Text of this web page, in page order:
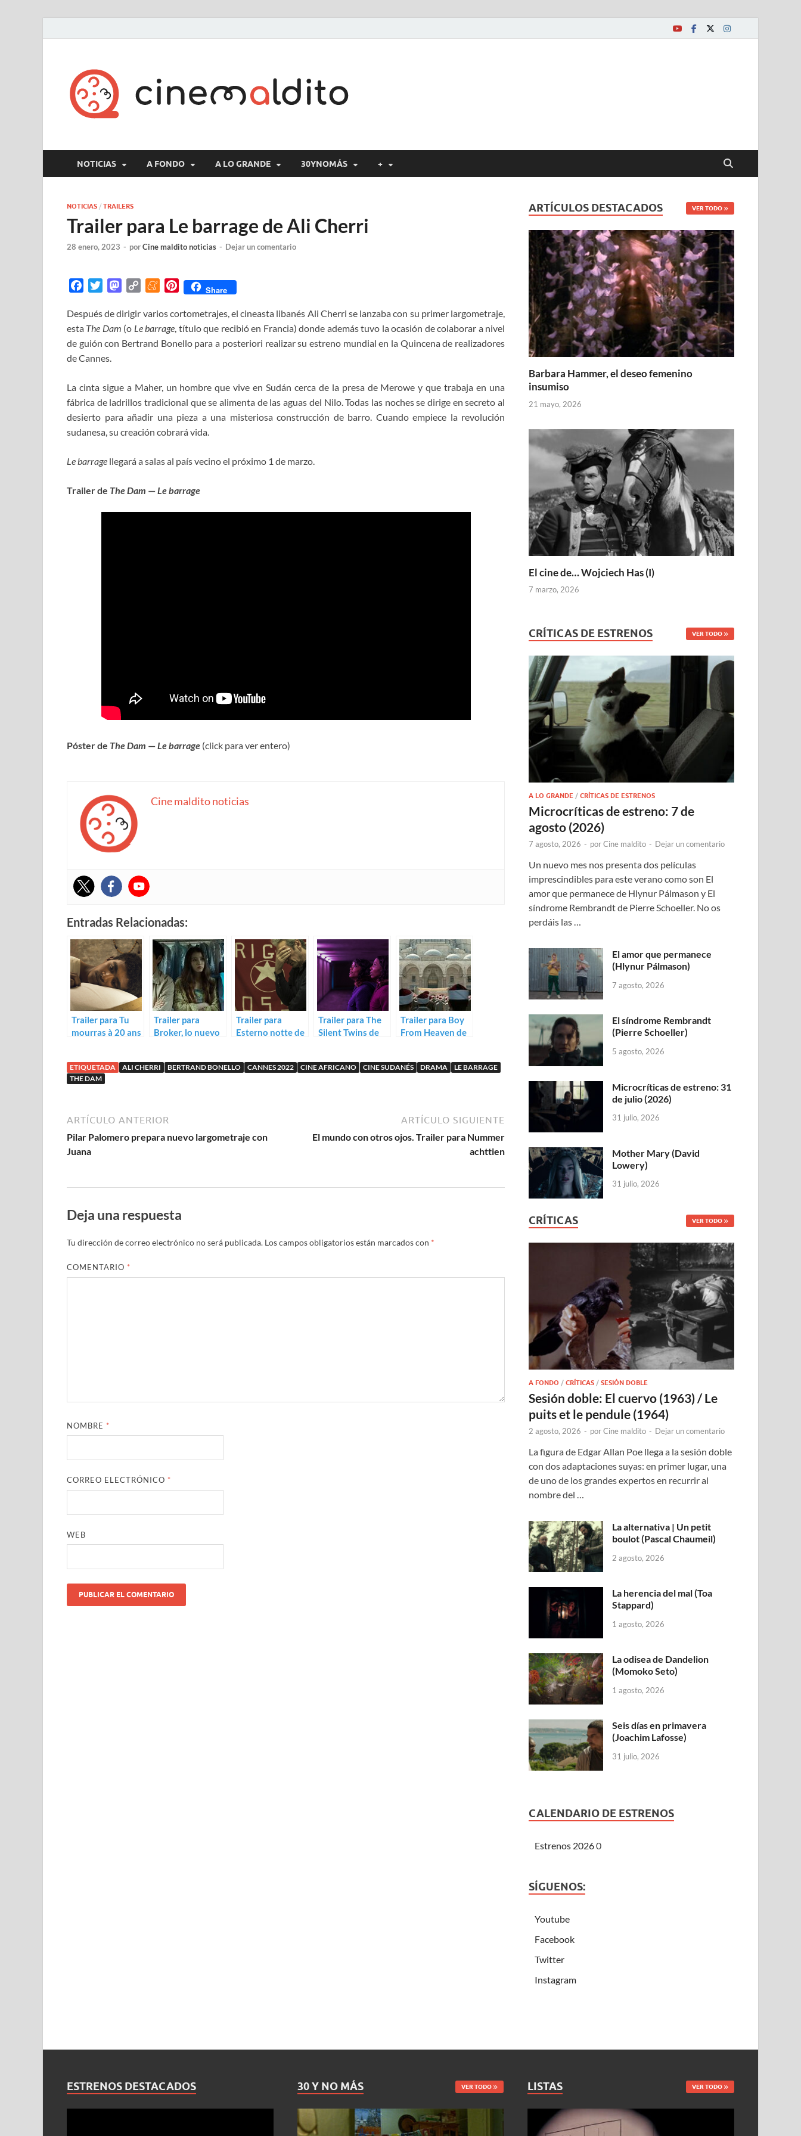
NOTICIAS A FONDO A LO GRANDE 30YNOMÁS +
NOTICIAS / TRAILERS
Trailer para Le barrage de Ali Cherri
28 enero, 2023 - porCine maldito noticias - Dejar un comentario
c
e
b
o
k
i
t
t
e
M
s
t
o
n
p
y
L
k
M
n
e
a
P
n
t
e
s
t
Share
Después de dirigir varios cortometrajes, el cineasta libanés Ali Cherri se lanzaba con su primer largometraje,
esta The Dam (o Le barrage, título que recibió en Francia) donde además tuvo la ocasión de colaborar a nivel
de guión con Bertrand Bonello para a posteriori realizar su estreno mundial en la Quincena de realizadores
de Cannes.
La cinta sigue a Maher, un hombre que vive en Sudán cerca de la presa de Merowe y que trabaja en una
fábrica de ladrillos tradicional que se alimenta de las aguas del Nilo. Todas las noches se dirige en secreto al
desierto para añadir una pieza a una misteriosa construcción de barro. Cuando empiece la revolución
sudanesa, su creación cobrará vida.
Le barrage llegará a salas al país vecino el próximo 1 de marzo.
Trailer de The Dam —Le barrage
Póster de The Dam —Le barrage (click para ver entero)
Cine maldito noticias
Entradas Relacionadas:
Trailer para Tu
mourras à 20 ans
Trailer para
Broker, lo nuevo
Trailer para
Esterno notte de
Trailer para The
Silent Twins de
Trailer para Boy
From Heaven de
ETIQUETADA ALI CHERRI BERTRAND BONELLO CANNES 2022 CINE AFRICANO CINE SUDANÉS DRAMA
LE BARRAGE
THE DAM
ARTÍCULO ANTERIOR
Pilar Palomero prepara nuevo largometraje con
Juana
ARTÍCULO SIGUIENTE
El mundo con otros ojos. Trailer para Nummer
achttien
Deja una respuesta
Tu dirección de correo electrónico no será publicada. Los campos obligatorios están marcados con *
COMENTARIO *
NOMBRE *
CORREO ELECTRÓNICO *
WEB
ARTÍCULOS DESTACADOS VER TODO
Barbara Hammer, el deseo femenino
insumiso
21 mayo, 2026
El cine de… Wojciech Has (I)
7 marzo, 2026
CRÍTICAS DE ESTRENOS VER TODO
A LO GRANDE /CRÍTICAS DE ESTRENOS
Microcríticas de estreno: 7 de
agosto (2026)
7 agosto, 2026 - porCine maldito - Dejar un comentario
Un nuevo mes nos presenta dos películas
imprescindibles para este verano como son El
amor que permanece de Hlynur Pálmason y El
síndrome Rembrandt de Pierre Schoeller. No os
perdáis las …
El amor que permanece
(Hlynur Pálmason)
7 agosto, 2026
El síndrome Rembrandt
(Pierre Schoeller)
5 agosto, 2026
Microcríticas de estreno: 31
de julio (2026)
31 julio, 2026
Mother Mary (David
Lowery)
31 julio, 2026
CRÍTICAS VER TODO
A FONDO /CRÍTICAS /SESIÓN DOBLE
Sesión doble: El cuervo (1963) / Le
puits et le pendule (1964)
2 agosto, 2026 - porCine maldito - Dejar un comentario
La figura de Edgar Allan Poe llega a la sesión doble
con dos adaptaciones suyas: en primer lugar, una
de uno de los grandes expertos en recurrir al
nombre del …
La alternativa | Un petit
boulot (Pascal Chaumeil)
2 agosto, 2026
La herencia del mal (Toa
Stappard)
1 agosto, 2026
La odisea de Dandelion
(Momoko Seto)
1 agosto, 2026
Seis días en primavera
(Joachim Lafosse)
31 julio, 2026
CALENDARIO DE ESTRENOS
Estrenos 20260
SÍGUENOS:
Youtube
Facebook
Twitter
Instagram
ESTRENOS DESTACADOS 30 Y NO MÁS VER TODO LISTAS VER TODO